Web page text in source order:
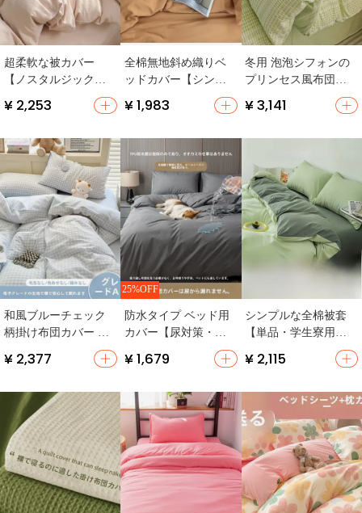
超柔軟な被カバー
【ノスタルジックス
タイル・シングルサ
イズ・おしゃれなデ
ップ対応）
¥ 2,253
全棉無地斜め織りベ
ッドカバー【シング
ル兼ダブル対応・洗
濯機対応】（セット
¥ 1,983
冬用 泡泡シフォンの
プリンセス風布団カ
バー【シングル・通
年使用可】（セット
¥ 3,141
和風ブルーチェック
柄掛け布団カバー シ
ングル 150x200x230
¥ 2,377
25%OFF
売上NO.1
防水タイプ ベッド用
カバー【尿対策・ペ
ット対応・子供・高
齢者向け・抗ダニ】
¥ 1,679
シンプルな全棉被套
【単品・学生寮用・
ホワイト】（セット
アップ対応）
¥ 2,115